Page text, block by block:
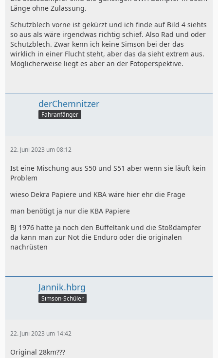
Länge ohne Zulassung.
Schutzblech vorne ist gekürzt und ich finde auf Bild 4 siehts
so aus als wäre irgendwas richtig schief. Also Rad und oder
Schutzblech. Zwar kenn ich keine Simson bei der das
wirklich in einer Flucht steht, aber das da sieht extrem aus.
Möglicherweise liegt es aber an der Fotoperspektive.
derChemnitzer
Fahranfänger
22. Juni 2023 um 08:12
Ist eine Mischung aus S50 und S51 aber wenn sie läuft kein
Problem
wieso Dekra Papiere und KBA wäre hier ehr die Frage
man benötigt ja nur die KBA Papiere
BJ 1976 hatte ja noch den Büffeltank und die Stoßdämpfer
da kann man zur Not die Enduro oder die originalen
nachrüsten
Jannik.hbrg
Simson-Schüler
22. Juni 2023 um 14:42
Original 28km???